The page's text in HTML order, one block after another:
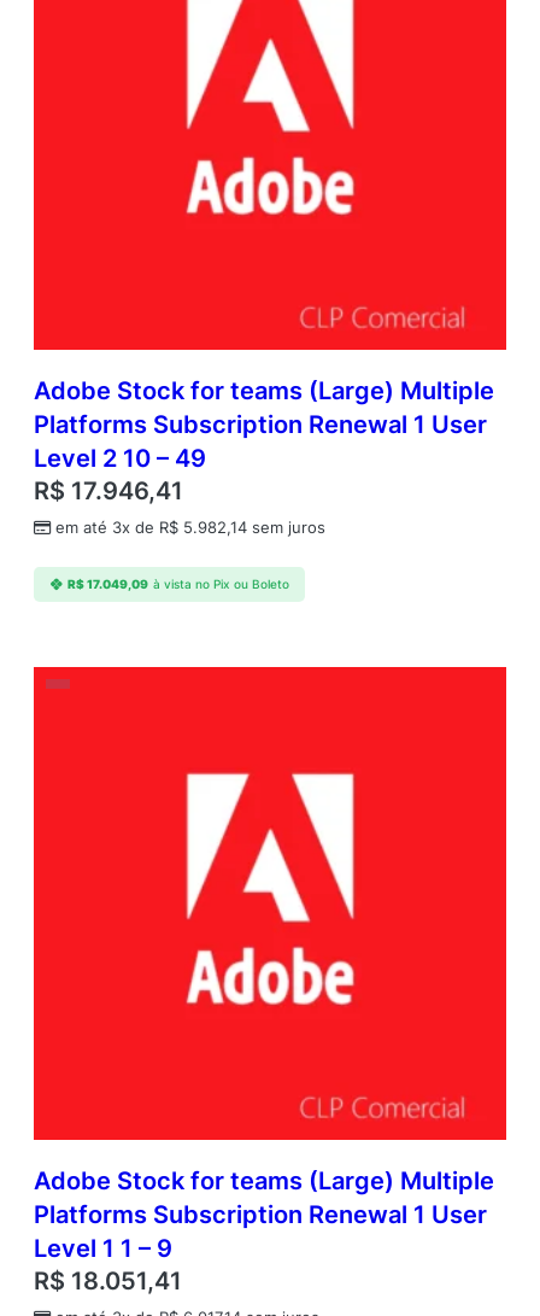
Adobe Stock for teams (Large) Multiple
Platforms Subscription Renewal 1 User
Level 2 10 – 49
R$ 17.946,41
em até 3x de R$ 5.982,14 sem juros
R$17.049,09 à vista no Pix ou Boleto
Adobe Stock for teams (Large) Multiple
Platforms Subscription Renewal 1 User
Level 1 1 – 9
R$ 18.051,41